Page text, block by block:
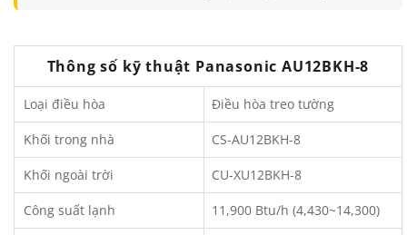
Thông số kỹ thuật Panasonic AU12BKH-8
Loại điều hòa Điều hòa treo tường
Khối trong nhà CS-AU12BKH-8
Khối ngoài trời CU-XU12BKH-8
Công suất lạnh 11,900 Btu/h (4,430~14,300)